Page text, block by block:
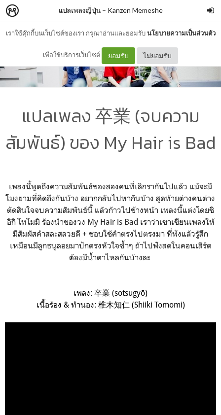
เราใช้คุ๊กกี้บนเว็บไซต์ของเรา กรุณาอ่านและยอมรับนโยบายความเป็นส่วนตัว
เพื่อใช้บริการเว็บไซต์ ยอมรับ ไม่ยอมรับ
แปลเพลงญี่ปุ่น– Kanzen Memeshe
แปลเพลง 卒業 (จบความ
สัมพันธ์) ของ My Hair is Bad
เพลงนี้พูดถึงความสัมพันธ์ของสองคนที่เลิกรากันไปแล้ว แม้จะมี
โมงยามที่คิดถึงกันบ้าง อยากกลับไปหากันบ้าง สุดท้ายต่างคนต่าง
ตัดสินใจจบความสัมพันธ์นี้ แล้วก้าวไปข้างหน้า เพลงนี้แต่งโดยชิ
อิกิ โทโมมิ ร้องนำของวง My Hair is Bad เราว่าเขาเขียนเพลงให้
มีสัมผัสคำสละสลวยดี + ชอบใช้คำตรงไปตรงมา ที่ฟังแล้วรู้สึก
เหมือนมีลูกธนูลอยมาปักตรงหัวใจซ้ำๆ ถ้าไปฟังสดในคอนเสิร์ต
ต้องมีน้ำตาไหลกันบ้างละ
เพลง: 卒業 (sotsugyō)
เนื้อร้อง & ทำนอง: 椎木知仁 (Shiiki Tomomi)